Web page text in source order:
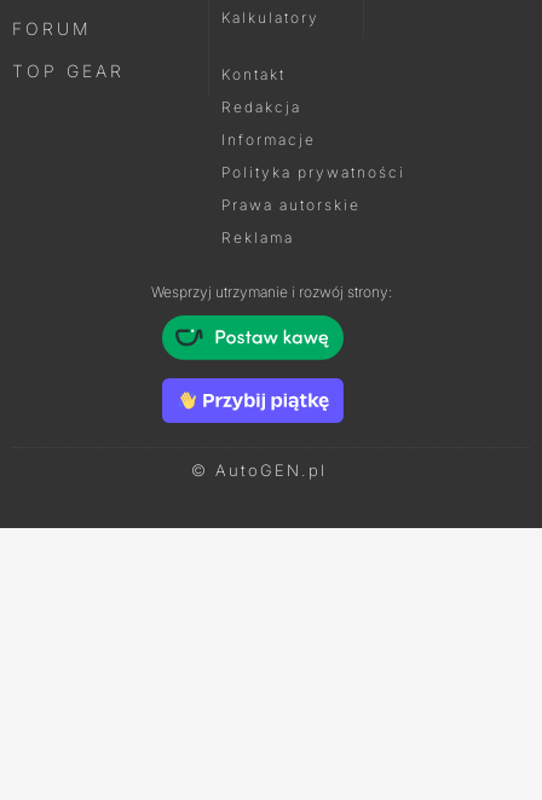
FORUM
TOP GEAR
Kalkulatory
Kontakt
Redakcja
Informacje
Polityka prywatności
Prawa autorskie
Reklama
Wesprzyj utrzymanie i rozwój strony:
© AutoGEN.pl